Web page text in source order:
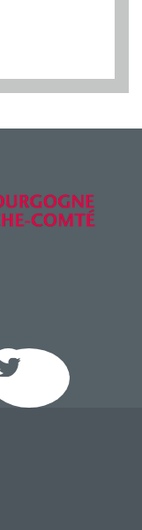
Twitter